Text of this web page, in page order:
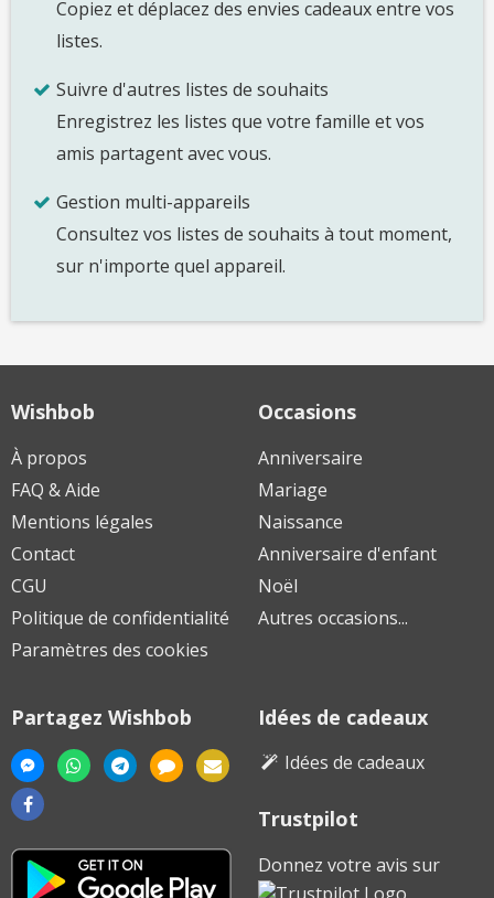
Copiez et déplacez des envies cadeaux entre vos
listes.
Suivre d'autres listes de souhaits
Enregistrez les listes que votre famille et vos
amis partagent avec vous.
Gestion multi-appareils
Consultez vos listes de souhaits à tout moment,
sur n'importe quel appareil.
Wishbob
À propos
FAQ & Aide
Mentions légales
Contact
CGU
Politique de confidentialité
Paramètres des cookies
Occasions
Anniversaire
Mariage
Naissance
Anniversaire d'enfant
Noël
Autres occasions...
Partagez Wishbob
Télécharger
sur
Idées de cadeaux
Idées de cadeaux
Trustpilot
Donnez votre avis sur